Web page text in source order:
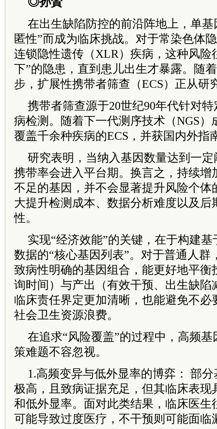
在出生缺陷防控的前沿阵地上，单
匿性”而成为临床挑战。对于常染色体
连锁隐性遗传（XLR）疾病，这种风险
下”的隐患，直到患儿出生才暴露。随
步，扩展性携带者筛查（ECS）正从研
携带者筛查源于20世纪90年代针对
病检测。随着下一代测序技术（NGS）
覆盖千余种疾病的ECS，并获国内外指
研究表明，当纳入基因数量达到一
携带率会进入平台期。换言之，持续增
不足的基因，并不会显著提升风险个体
大提升检测成本、数据分析难度以及后
性。
实现“经济效能”的关键，在于构建
数据的“核心基因列表”。对于普通人群
致病性明确的基因组合，能更好地平衡
询时间）与产出（有效干预、出生缺陷
临床责任界定更加清晰，也能避免不必
社会卫生资源浪费。
在追求“风险覆盖”的过程中，高频
策难题不容忽视。
1.高频变异与低外显率的博弈： 部
极高，且致病证据充足，但其临床表现
和低外显率。面对此类结果，临床医生
可能导致过度医疗，不干预则可能面临